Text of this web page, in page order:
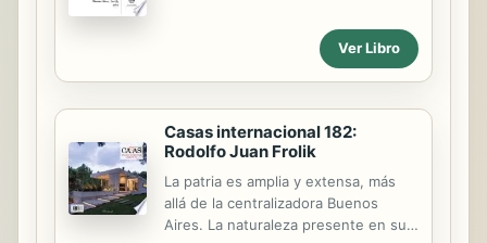
importancia, en un intento por
difundir y dar a conocer el patrimonio
urbanístico y arquitectónico de esta
Ver Libro
Casas internacional 182:
Rodolfo Juan Frolik
La patria es amplia y extensa, más
allá de la centralizadora Buenos
Aires. La naturaleza presente en sus